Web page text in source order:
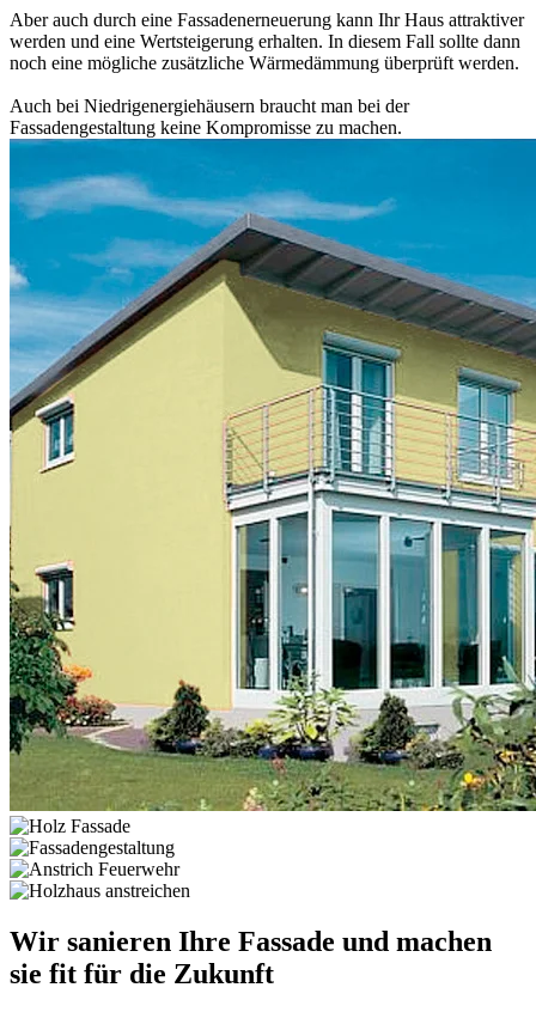
Aber auch durch eine Fassadenerneuerung kann Ihr Haus attraktiver
werden und eine Wertsteigerung erhalten. In diesem Fall sollte dann
noch eine mögliche zusätzliche Wärmedämmung überprüft werden.
Auch bei Niedrigenergiehäusern braucht man bei der
Fassadengestaltung keine Kompromisse zu machen.
Wir sanieren Ihre Fassade und machen
sie fit für die Zukunft